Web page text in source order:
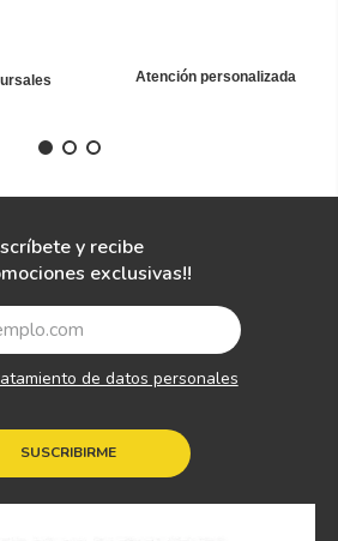
Atención personalizada
y recibe
exclusivas!!
SUSCRIBIRME
de datos personales